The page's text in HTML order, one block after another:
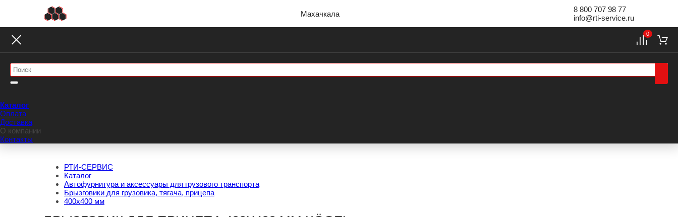
Махачкала
8 800 707 98 77
info@rti-service.ru
Каталог
Оплата
Доставка
О компании
Контакты
0
РТИ-СЕРВИС
Каталог
Автофурнитура и аксессуары для грузового транспорта
Брызговики для грузовика, тягача, прицепа
400х400 мм